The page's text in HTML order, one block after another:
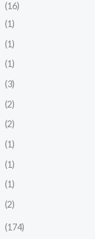
(16)
(1)
(1)
(1)
(3)
(2)
(2)
(1)
(1)
(1)
(2)
(174)